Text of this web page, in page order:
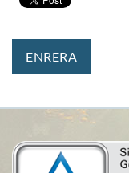
ENRERA